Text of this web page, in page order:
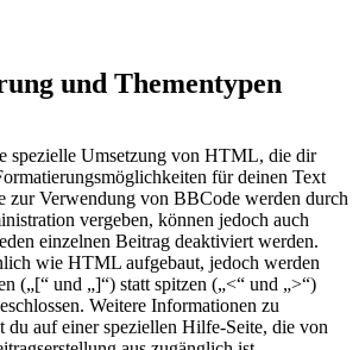
und Thementypen
spezielle Umsetzung von HTML, die dir
für deinen Text
zur Verwendung von BBCode werden durch
vergeben, können jedoch auch
einzelnen Beitrag deaktiviert werden.
wie HTML aufgebaut, jedoch werden
(„[“ und „]“) statt spitzen („<“ und „>“)
Weitere Informationen zu
du auf einer speziellen Hilfe-Seite, die von